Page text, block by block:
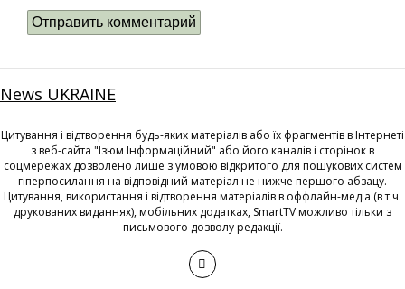
News UKRAINE
Цитування і відтворення будь-яких матеріалів або їх фрагментів в Інтернеті
з веб-сайта "Ізюм Інформаційний" або його каналів і сторінок в
соцмережах дозволено лише з умовою відкритого для пошукових систем
гіперпосилання на відповідний матеріал не нижче першого абзацу.
Цитування, використання і відтворення матеріалів в оффлайн-медіа (в т.ч.
друкованих виданнях), мобільних додатках, SmartTV можливо тільки з
письмового дозволу редакції.